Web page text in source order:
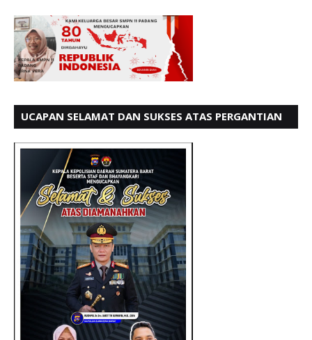
UCAPAN SELAMAT DAN SUKSES ATAS PERGANTIAN